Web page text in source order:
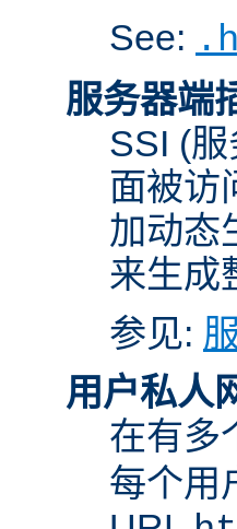
See:
服务器端
SSI (
面被访
加动态
来生成
参见:
用户私人
在有多
每个用